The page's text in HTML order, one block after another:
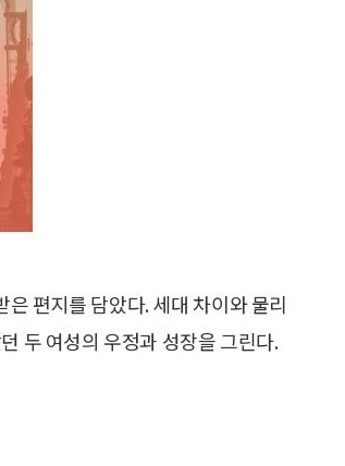
편지를 담았다. 세대 차이와 물리
두 여성의 우정과 성장을 그린다.